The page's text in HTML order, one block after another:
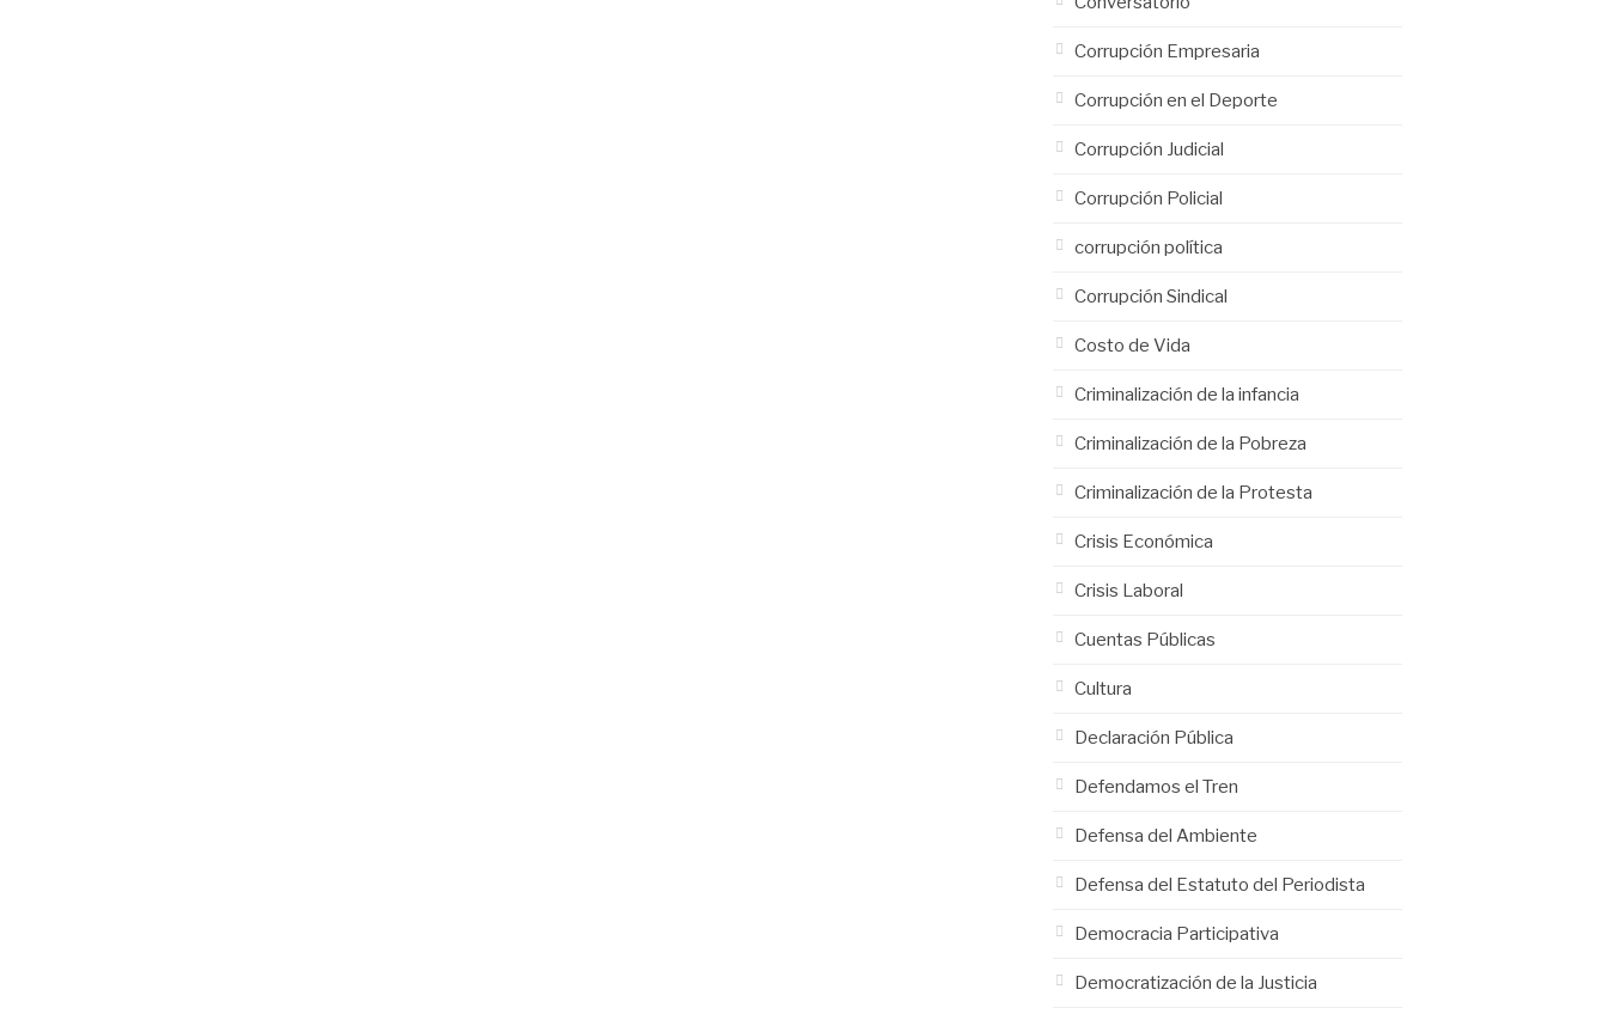
Corrupción Empresaria
Corrupción en el Deporte
Corrupción Judicial
Corrupción Policial
corrupción política
Corrupción Sindical
Costo de Vida
Criminalización de la infancia
Criminalización de la Pobreza
Criminalización de la Protesta
Crisis Económica
Crisis Laboral
Cuentas Públicas
Cultura
Declaración Pública
Defendamos el Tren
Defensa del Ambiente
Defensa del Estatuto del Periodista
Democracia Participativa
Democratización de la Justicia